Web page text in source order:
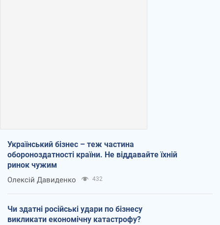
Український бізнес – теж частина
обороноздатності країни. Не віддавайте їхній
ринок чужим
Олексій Давиденко 432
Чи здатні російські удари по бізнесу
викликати економічну катастрофу?